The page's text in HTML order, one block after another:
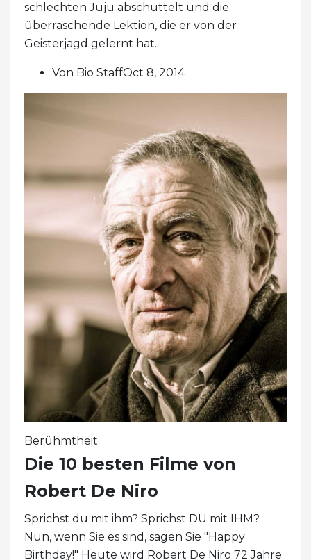
schlechten Juju abschüttelt und die
überraschende Lektion, die er von der
Geisterjagd gelernt hat.
Von Bio StaffOct 8, 2014
Berühmtheit
Die 10 besten Filme von
Robert De Niro
Sprichst du mit ihm? Sprichst DU mit IHM?
Nun, wenn Sie es sind, sagen Sie "Happy
Birthday!" Heute wird Robert De Niro 72 Jahre